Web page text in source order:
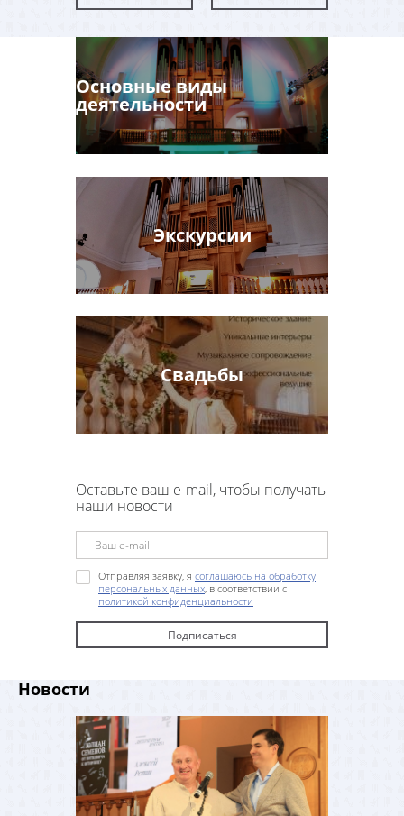
Основные виды
деятельности
Экскурсии
Свадьбы
Оставьте ваш e-mail, чтобы получать
наши новости
Отправляя заявку, я соглашаюсь на обработку
персональных данных, в соответствии с
политикой конфиденциальности
Новости